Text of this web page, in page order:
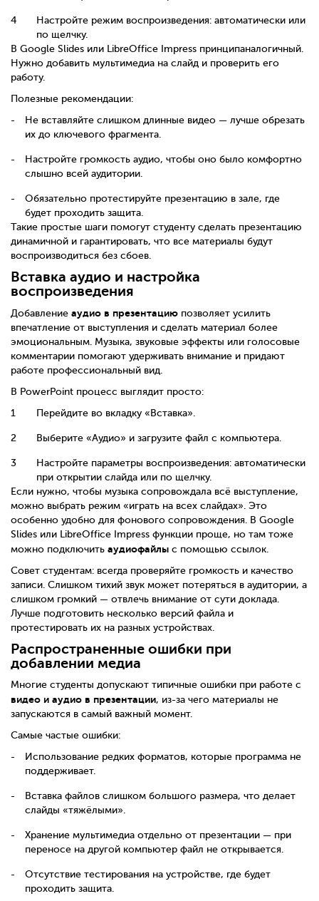
Настройте режим воспроизведения: автоматически или
по щелчку.
В Google Slides или LibreOffice Impress принципаналогичный.
Нужно добавить мультимедиа на слайд и проверить его
работу.
Полезные рекомендации:
Не вставляйте слишком длинные видео — лучше обрезать
их до ключевого фрагмента.
Настройте громкость аудио, чтобы оно было комфортно
слышно всей аудитории.
Обязательно протестируйте презентацию в зале, где
будет проходить защита.
Такие простые шаги помогут студенту сделать презентацию
динамичной и гарантировать, что все материалы будут
воспроизводиться без сбоев.
Вставка аудио и настройка
воспроизведения
Добавление аудио в презентацию позволяет усилить
впечатление от выступления и сделать материал более
эмоциональным. Музыка, звуковые эффекты или голосовые
комментарии помогают удерживать внимание и придают
работе профессиональный вид.
В PowerPoint процесс выглядит просто:
Перейдите во вкладку «Вставка».
Выберите «Аудио» и загрузите файл с компьютера.
Настройте параметры воспроизведения: автоматически
при открытии слайда или по щелчку.
Если нужно, чтобы музыка сопровождала всё выступление,
можно выбрать режим «играть на всех слайдах». Это
особенно удобно для фонового сопровождения. В Google
Slides или LibreOffice Impress функции проще, но там тоже
можно подключить аудиофайлы с помощью ссылок.
Совет студентам: всегда проверяйте громкость и качество
записи. Слишком тихий звук может потеряться в аудитории, а
слишком громкий — отвлечь внимание от сути доклада.
Лучше подготовить несколько версий файла и
протестировать их на разных устройствах.
Распространенные ошибки при
добавлении медиа
Многие студенты допускают типичные ошибки при работе с
видео и аудио в презентации, из-за чего материалы не
запускаются в самый важный момент.
Самые частые ошибки:
Использование редких форматов, которые программа не
поддерживает.
Вставка файлов слишком большого размера, что делает
слайды «тяжёлыми».
Хранение мультимедиа отдельно от презентации — при
переносе на другой компьютер файл не открывается.
Отсутствие тестирования на устройстве, где будет
проходить защита.